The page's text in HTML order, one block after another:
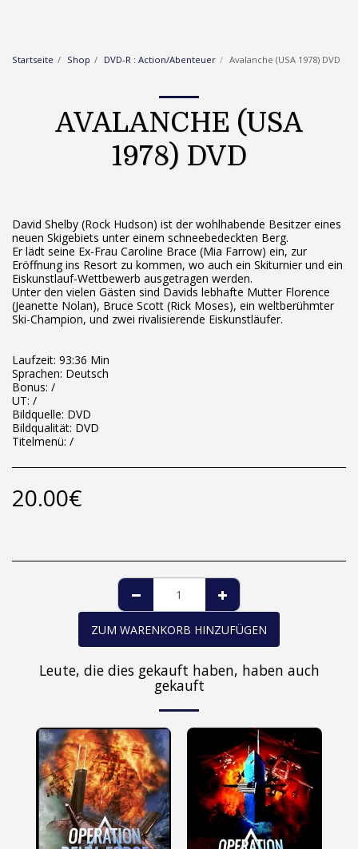
Startseite Shop DVD-R : Action/Abenteuer Avalanche (USA 1978) DVD
AVALANCHE (USA
1978) DVD
David Shelby (Rock Hudson) ist der wohlhabende Besitzer eines
neuen Skigebiets unter einem schneebedeckten Berg.
Er lädt seine Ex-Frau Caroline Brace (Mia Farrow) ein, zur
Eröffnung ins Resort zu kommen, wo auch ein Skiturnier und ein
Eiskunstlauf-Wettbewerb ausgetragen werden.
Unter den vielen Gästen sind Davids lebhafte Mutter Florence
(Jeanette Nolan), Bruce Scott (Rick Moses), ein weltberühmter
Ski-Champion, und zwei rivalisierende Eiskunstläufer.
Laufzeit: 93:36 Min
Sprachen: Deutsch
Bonus: /
UT: /
Bildquelle: DVD
Bildqualität: DVD
Titelmenü: /
20.00€
ZUM WARENKORB HINZUFÜGEN
Leute, die dies gekauft haben, haben auch
gekauft